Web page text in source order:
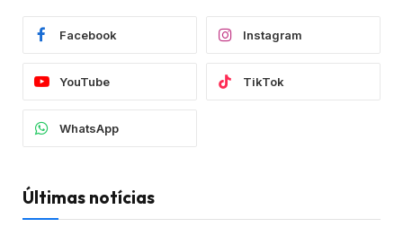
Facebook Instagram
YouTube TikTok
WhatsApp
Últimas notícias